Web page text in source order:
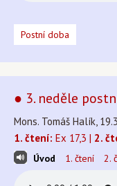
Postní doba
● 3. neděle
Mons. Tomáš Halík,
1. čtení: Ex 17,3 | 2.
Úvod 1. čtení 2.